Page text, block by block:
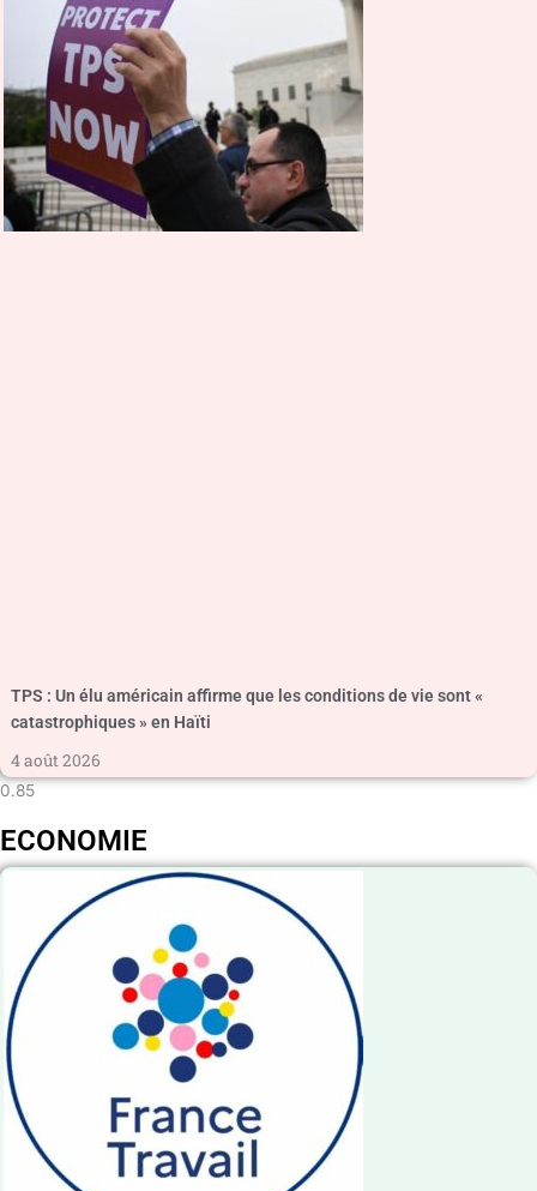
TPS : Un élu américain affirme que les conditions de vie sont «
catastrophiques » en Haïti
4 août 2026
ECONOMIE